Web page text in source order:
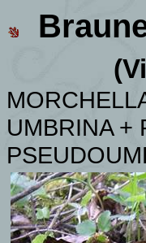
UMBRINA +